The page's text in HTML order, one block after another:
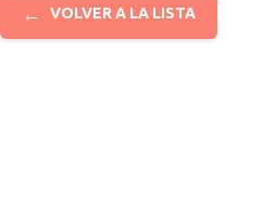
← VOLVER A LA LISTA